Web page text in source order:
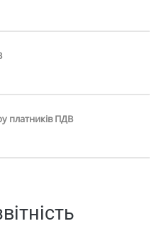
платників ПДВ